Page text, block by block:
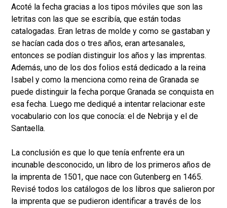
Acoté la fecha gracias a los tipos móviles que son las
letritas con las que se escribía, que están todas
catalogadas. Eran letras de molde y como se gastaban y
se hacían cada dos o tres años, eran artesanales,
entonces se podían distinguir los años y las imprentas.
Además, uno de los dos folios está dedicado a la reina
Isabel y como la menciona como reina de Granada se
puede distinguir la fecha porque Granada se conquista en
esa fecha. Luego me dediqué a intentar relacionar este
vocabulario con los que conocía: el de Nebrija y el de
Santaella.
La conclusión es que lo que tenía enfrente era un
incunable desconocido, un libro de los primeros años de
la imprenta de 1501, que nace con Gutenberg en 1465.
Revisé todos los catálogos de los libros que salieron por
la imprenta que se pudieron identificar a través de los